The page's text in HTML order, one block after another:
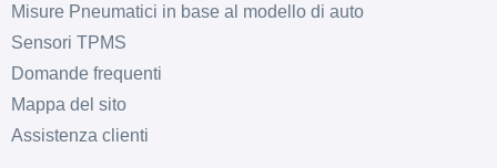
ET45 5x100
Foro centrale: 56.1mm
Esaurito
FONDMETAL 9rr Glossy
Misure Pneumatici in base al modello di auto
Sensori TPMS
Domande frequenti
Mappa del sito
Assistenza clienti